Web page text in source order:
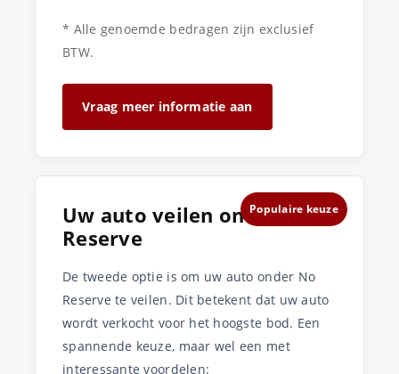
* Alle genoemde bedragen zijn exclusief
BTW.
Vraag meer informatie aan
Populaire keuze
Uw auto veilen onder No
Reserve
De tweede optie is om uw auto onder No
Reserve te veilen. Dit betekent dat uw auto
wordt verkocht voor het hoogste bod. Een
spannende keuze, maar wel een met
interessante voordelen: